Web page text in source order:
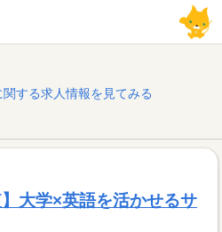
する求人情報を見てみる
大学×英語を活かせるサ